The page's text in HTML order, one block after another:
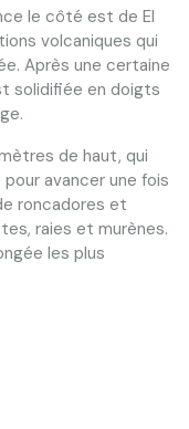
le côté est de El
volcaniques qui
Après une certaine
solidifiée en doigts
de haut, qui
avancer une fois
roncadores et
raies et murènes.
les plus